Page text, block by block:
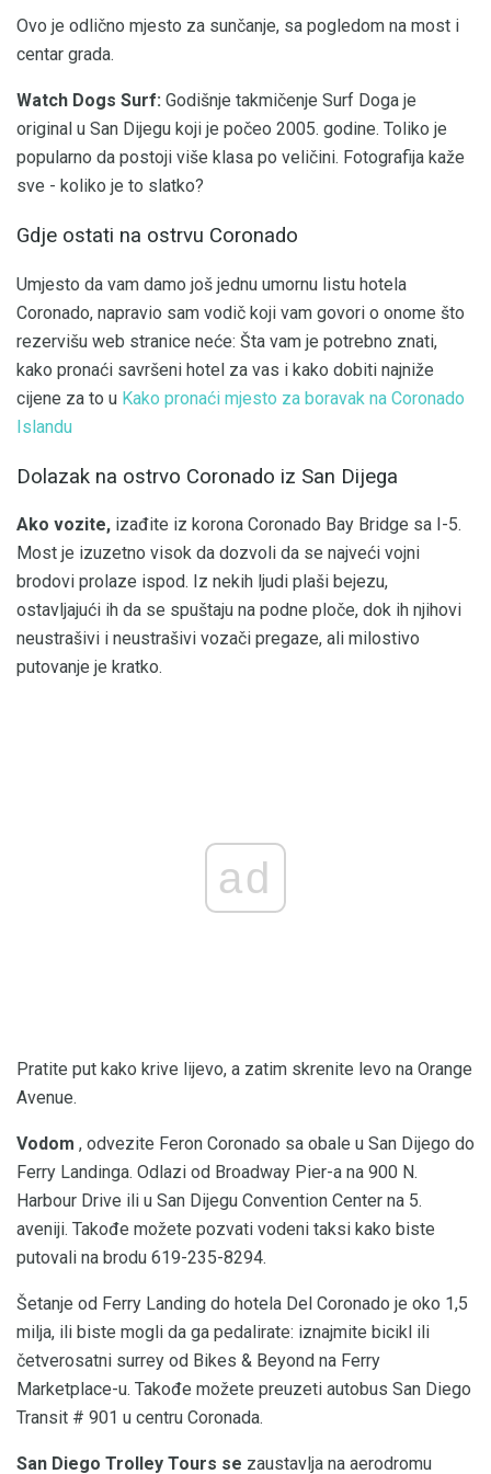
Ovo je odlično mjesto za sunčanje, sa pogledom na most i
centar grada.
Watch Dogs Surf: Godišnje takmičenje Surf Doga je
original u San Dijegu koji je počeo 2005. godine. Toliko je
popularno da postoji više klasa po veličini. Fotografija kaže
sve - koliko je to slatko?
Gdje ostati na ostrvu Coronado
Umjesto da vam damo još jednu umornu listu hotela
Coronado, napravio sam vodič koji vam govori o onome što
rezervišu web stranice neće: Šta vam je potrebno znati,
kako pronaći savršeni hotel za vas i kako dobiti najniže
cijene za to u Kako pronaći mjesto za boravak na Coronado
Islandu
Dolazak na ostrvo Coronado iz San Dijega
Ako vozite, izađite iz korona Coronado Bay Bridge sa I-5.
Most je izuzetno visok da dozvoli da se najveći vojni
brodovi prolaze ispod. Iz nekih ljudi plaši bejezu,
ostavljajući ih da se spuštaju na podne ploče, dok ih njihovi
neustrašivi i neustrašivi vozači pregaze, ali milostivo
putovanje je kratko.
ad
Pratite put kako krive lijevo, a zatim skrenite levo na Orange
Avenue.
Vodom , odvezite Feron Coronado sa obale u San Dijego do
Ferry Landinga. Odlazi od Broadway Pier-a na 900 N.
Harbour Drive ili u San Dijegu Convention Center na 5.
aveniji. Takođe možete pozvati vodeni taksi kako biste
putovali na brodu 619-235-8294.
Šetanje od Ferry Landing do hotela Del Coronado je oko 1,5
milja, ili biste mogli da ga pedalirate: iznajmite bicikl ili
četverosatni surrey od Bikes & Beyond na Ferry
Marketplace-u. Takođe možete preuzeti autobus San Diego
Transit # 901 u centru Coronada.
San Diego Trolley Tours se zaustavlja na aerodromu